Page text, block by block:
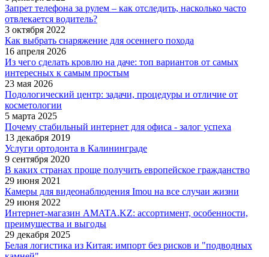
Запрет телефона за рулем – как отследить, насколько часто
отвлекается водитель?
3 октября 2022
Как выбрать снаряжение для осеннего похода
16 апреля 2026
Из чего сделать кровлю на даче: топ вариантов от самых
интересных к самым простым
23 мая 2026
Подологический центр: задачи, процедуры и отличие от
косметологии
5 марта 2025
Почему стабильный интернет для офиса - залог успеха
13 декабря 2019
Услуги ортодонта в Калининграде
9 сентября 2020
В каких странах проще получить европейское гражданство
29 июня 2021
Камеры для видеонаблюдения Imou на все случаи жизни
29 июня 2022
Интернет-магазин AMATA.KZ: ассортимент, особенности,
преимущества и выгоды
29 декабря 2025
Белая логистика из Китая: импорт без рисков и "подводных